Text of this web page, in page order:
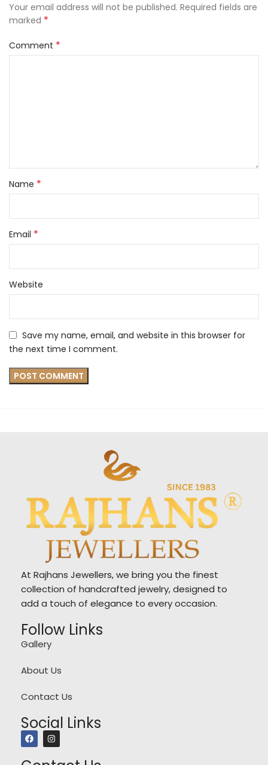
Your email address will not be published. Required fields are
marked *
Comment *
Name *
Email *
Website
Save my name, email, and website in this browser for
the next time I comment.
At Rajhans Jewellers, we bring you the finest
collection of handcrafted jewelry, designed to
add a touch of elegance to every occasion.
Follow Links
Gallery
About Us
Contact Us
Social Links